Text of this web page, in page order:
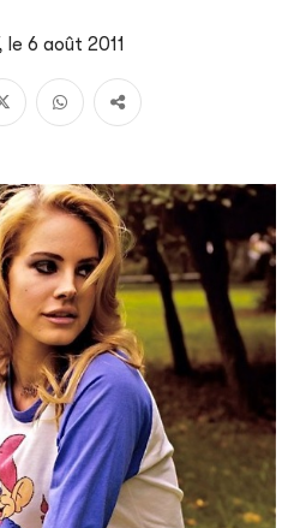
le 6 août 2011